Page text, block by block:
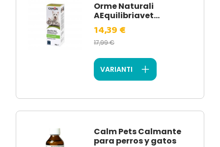
Orme Naturali
AEquilibriavet...
14,39 €
17,99 €
VARIANTI
Calm Pets Calmante
para perros y gatos